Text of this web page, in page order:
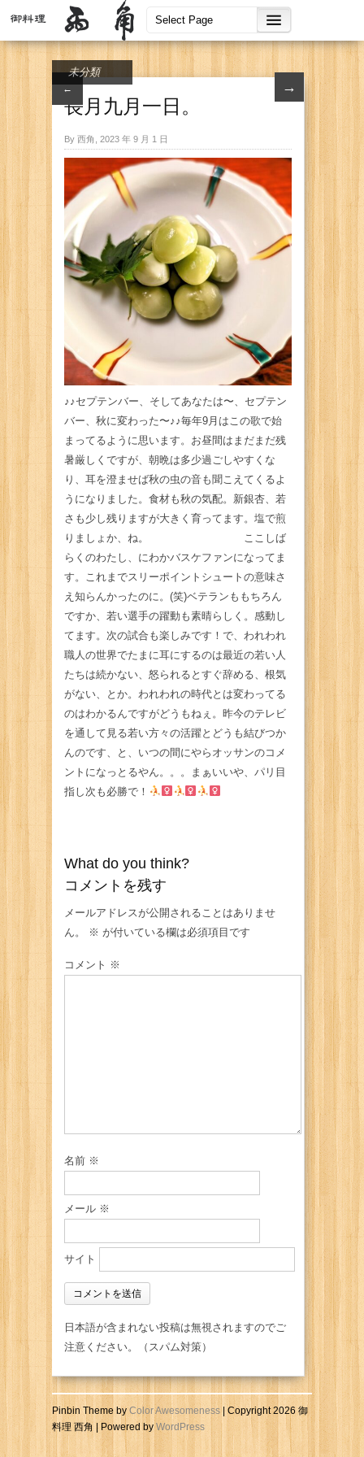
← →
未分類
長月九月一日。
By 西角, 2023 年 9 月 1 日
♪♪セプテンバー、そしてあなたは〜、セプテン
バー、秋に変わった〜♪♪毎年9月はこの歌で始
まってるように思います。お昼間はまだまだ残
暑厳しくですが、朝晩は多少過ごしやすくな
り、耳を澄ませば秋の虫の音も聞こえてくるよ
うになりました。食材も秋の気配。新銀杏、若
さも少し残りますが大きく育ってます。塩で煎
りましょか、ね。 ここしば
らくのわたし、にわかバスケファンになってま
す。これまでスリーポイントシュートの意味さ
え知らんかったのに。(笑)ベテランももちろん
ですか、若い選手の躍動も素晴らしく。感動し
てます。次の試合も楽しみです！で、われわれ
職人の世界でたまに耳にするのは最近の若い人
たちは続かない、怒られるとすぐ辞める、根気
がない、とか。われわれの時代とは変わってる
のはわかるんですがどうもねぇ。昨今のテレビ
を通して見る若い方々の活躍とどうも結びつか
んのです、と、いつの間にやらオッサンのコメ
ントになっとるやん。。。まぁいいや、パリ目
指し次も必勝で！
What do you think?
コメントを残す
メールアドレスが公開されることはありませ
ん。
※ が付いている欄は必須項目です
コメント ※
名前 ※
メール ※
サイト
日本語が含まれない投稿は無視されますのでご
注意ください。（スパム対策）
Pinbin Theme by Color Awesomeness| Copyright 2026 御
料理 西角 | Powered byWordPress